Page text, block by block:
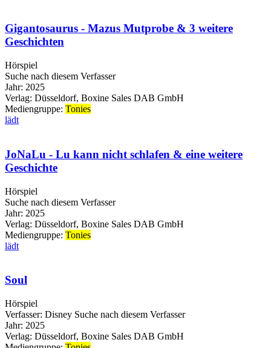
Gigantosaurus - Mazus Mutprobe & 3 weitere
Geschichten
Hörspiel
Suche nach diesem Verfasser
Jahr: 2025
Verlag: Düsseldorf, Boxine Sales DAB GmbH
Mediengruppe: Tonies
lädt
JoNaLu - Lu kann nicht schlafen & eine weitere
Geschichte
Hörspiel
Suche nach diesem Verfasser
Jahr: 2025
Verlag: Düsseldorf, Boxine Sales DAB GmbH
Mediengruppe: Tonies
lädt
Soul
Hörspiel
Verfasser: Disney Suche nach diesem Verfasser
Jahr: 2025
Verlag: Düsseldorf, Boxine Sales DAB GmbH